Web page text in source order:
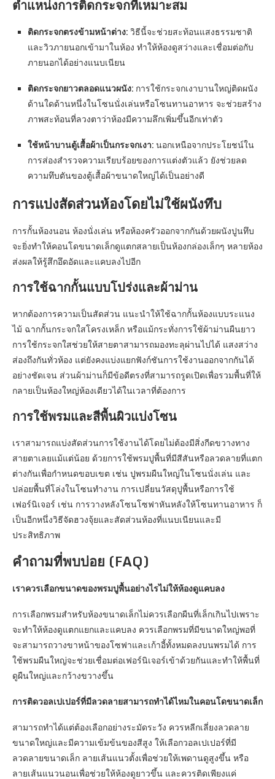
ตำแหน่งการติดกระจกที่เหมาะสม
ติดกระจกตรงข้ามหน้าต่าง: วิธีนี้จะช่วยสะท้อนแสงธรรมชาติ
และวิวภายนอกเข้ามาในห้อง ทำให้ห้องดูสว่างและเชื่อมต่อกับ
ภายนอกได้อย่างแนบเนียน
ติดกระจกยาวตลอดแนวผนัง: การใช้กระจกเงาบานใหญ่ติดผนัง
ด้านใดด้านหนึ่งในโซนนั่งเล่นหรือโซนทานอาหาร จะช่วยสร้าง
ภาพสะท้อนที่ลวงตาว่าห้องมีความลึกเพิ่มขึ้นอีกเท่าตัว
ใช้หน้าบานตู้เสื้อผ้าเป็นกระจกเงา: นอกเหนือจากประโยชน์ใน
การส่องสำรวจความเรียบร้อยของการแต่งตัวแล้ว ยังช่วยลด
ความทึบตันของตู้เสื้อผ้าขนาดใหญ่ได้เป็นอย่างดี
การแบ่งสัดส่วนห้องโดยไม่ใช้ผนังทึบ
การกั้นห้องนอน ห้องนั่งเล่น หรือห้องครัวออกจากกันด้วยผนังปูนทึบ
จะยิ่งทำให้คอนโดขนาดเล็กดูแตกสลายเป็นห้องกล่องเล็กๆ หลายห้อง
ส่งผลให้รู้สึกอึดอัดและแคบลงไปอีก
การใช้ฉากกั้นแบบโปร่งและผ้าม่าน
หากต้องการความเป็นสัดส่วน แนะนำให้ใช้ฉากกั้นห้องแบบระแนง
ไม้ ฉากกั้นกระจกใสโครงเหล็ก หรือแม้กระทั่งการใช้ผ้าม่านผืนยาว
การใช้กระจกใสช่วยให้สายตาสามารถมองทะลุผ่านไปได้ แสงสว่าง
ส่องถึงกันทั่วห้อง แต่ยังคงแบ่งแยกฟังก์ชันการใช้งานออกจากกันได้
อย่างชัดเจน ส่วนผ้าม่านก็มีข้อดีตรงที่สามารถรูดเปิดเพื่อรวมพื้นที่ให้
กลายเป็นห้องใหญ่ห้องเดียวได้ในเวลาที่ต้องการ
การใช้พรมและสีพื้นผิวแบ่งโซน
เราสามารถแบ่งสัดส่วนการใช้งานได้โดยไม่ต้องมีสิ่งกีดขวางทาง
สายตาเลยแม้แต่น้อย ด้วยการใช้พรมปูพื้นที่มีสีสันหรือลวดลายที่แตก
ต่างกันเพื่อกำหนดขอบเขต เช่น ปูพรมผืนใหญ่ในโซนนั่งเล่น และ
ปล่อยพื้นที่โล่งในโซนทำงาน การเปลี่ยนวัสดุปูพื้นหรือการใช้
เฟอร์นิเจอร์ เช่น การวางหลังโซนโซฟาหันหลังให้โซนทานอาหาร ก็
เป็นอีกหนึ่งวิธีจัดฮวงจุ้ยและสัดส่วนห้องที่แนบเนียนและมี
ประสิทธิภาพ
คำถามที่พบบ่อย (FAQ)
เราควรเลือกขนาดของพรมปูพื้นอย่างไรไม่ให้ห้องดูแคบลง
การเลือกพรมสำหรับห้องขนาดเล็กไม่ควรเลือกผืนที่เล็กเกินไปเพราะ
จะทำให้ห้องดูแตกแยกและแคบลง ควรเลือกพรมที่มีขนาดใหญ่พอที่
จะสามารถวางขาหน้าของโซฟาและเก้าอี้ทั้งหมดลงบนพรมได้ การ
ใช้พรมผืนใหญ่จะช่วยเชื่อมต่อเฟอร์นิเจอร์เข้าด้วยกันและทำให้พื้นที่
ดูผืนใหญ่และกว้างขวางขึ้น
การติดวอลเปเปอร์ที่มีลวดลายสามารถทำได้ไหมในคอนโดขนาดเล็ก
สามารถทำได้แต่ต้องเลือกอย่างระมัดระวัง ควรหลีกเลี่ยงลวดลาย
ขนาดใหญ่และมีความเข้มข้นของสีสูง ให้เลือกวอลเปเปอร์ที่มี
ลวดลายขนาดเล็ก ลายเส้นแนวตั้งเพื่อช่วยให้เพดานดูสูงขึ้น หรือ
ลายเส้นแนวนอนเพื่อช่วยให้ห้องดูยาวขึ้น และควรติดเพียงแค่